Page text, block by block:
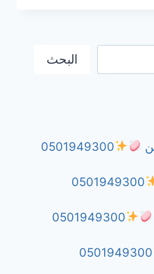
البحث
0501949300
0501949300
0501949300
0501949300